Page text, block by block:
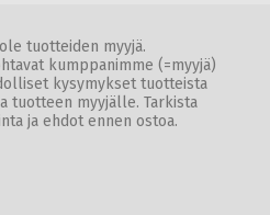
tuotteiden myyjä.
kumppanimme (=myyjä)
kysymykset tuotteista
tuotteen myyjälle. Tarkista
ja ehdot ennen ostoa.